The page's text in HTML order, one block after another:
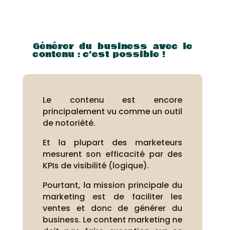
Générer du business avec le
contenu : c’est possible !
Le contenu est encore
principalement vu comme un outil
de notoriété.
Et la plupart des marketeurs
mesurent son efficacité par des
KPIs de visibilité (logique).
Pourtant, la mission principale du
marketing est de faciliter les
ventes et donc de générer du
business. Le content marketing ne